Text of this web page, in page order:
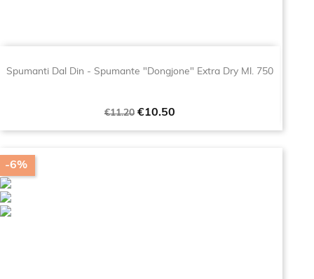
Spumanti Dal Din - Spumante "Dongjone" Extra Dry Ml. 750
Regular
€11.20 Price
€10.50
-6%